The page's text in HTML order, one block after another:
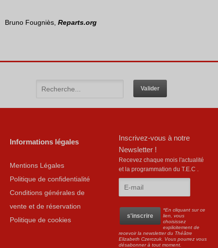
Bruno Fougniès, Reparts.org
Informations légales
Mentions Légales
Politique de confidentialité
Conditions générales de
vente et de réservation
Politique de cookies
Inscrivez-vous à notre
Newsletter !
Recevez chaque mois l'actualité
et la programmation du T.E.C .
*En cliquant sur ce
lien, vous
choisissez
explicitement de
recevoir la newsletter du Théâtre
Elizabeth Czerczuk. Vous pourrez vous
désabonner à tout moment.